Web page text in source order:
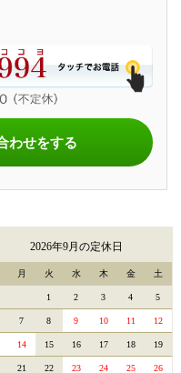
わせをする
2026年9月の定休日
月 火 水 木 金 土
1 2 3 4 5
7 8 9 10 11 12
14 15 16 17 18 19
21 22 23 24 25 26